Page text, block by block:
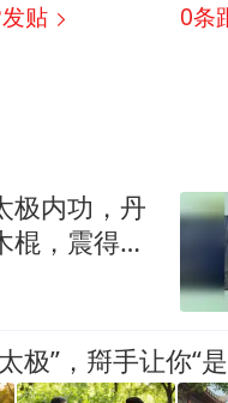
贴 0条
极内功，丹
棍，震得地
极”，搿手让你“